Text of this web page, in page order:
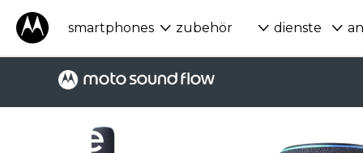
smartphones zubehör dienste
m
g
e